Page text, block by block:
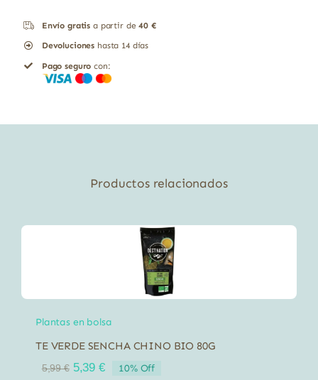
Envío gratis a partir de40 €
Devoluciones hasta 14 días
Pago seguro con:
Productos relacionados
Plantas en bolsa
TE VERDE SENCHA CHINO BIO 80G
5,99€ El
5,39 €El
10% Off